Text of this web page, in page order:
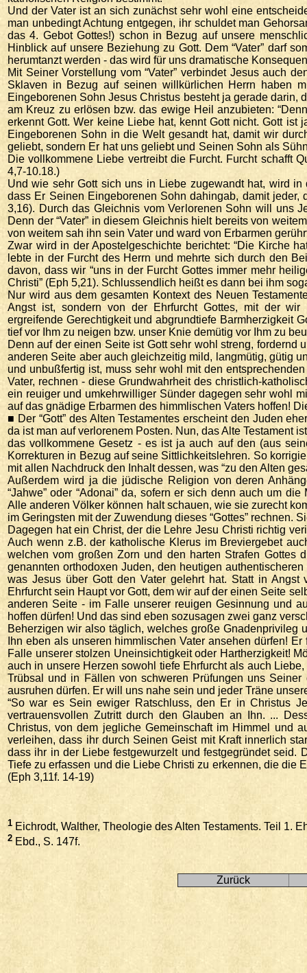
Und der Vater ist an sich zunächst sehr wohl eine
man unbedingt Achtung entgegen, ihr schuldet man
das 4. Gebot Gottes!) schon in Bezug auf unsere
Hinblick auf unsere Beziehung zu Gott. Dem “Vater” darf
herumtanzt werden - das wird für uns dramatische
Mit Seiner Vorstellung vom “Vater” verbindet Jesus auch
Sklaven in Bezug auf seinen willkürlichen Herrn haben
Eingeborenen Sohn Jesus Christus besteht ja gerade
am Kreuz zu erlösen bzw. das ewige Heil anzubieten:
erkennt Gott. Wer keine Liebe hat, kennt Gott nicht. Gott
Eingeborenen Sohn in die Welt gesandt hat, damit wir
geliebt, sondern Er hat uns geliebt und Seinen Sohn als
Die vollkommene Liebe vertreibt die Furcht. Furcht schafft
4,7-10.18.)
Und wie sehr Gott sich uns in Liebe zugewandt hat, wird
dass Er Seinen Eingeborenen Sohn dahingab, damit
3,16). Durch das Gleichnis vom Verlorenen Sohn will uns
Denn der “Vater” in diesem Gleichnis hielt bereits von
von weitem sah ihn sein Vater und ward von Erbarmen
Zwar wird in der Apostelgeschichte berichtet: “Die Kirche
lebte in der Furcht des Herrn und mehrte sich durch den
davon, dass wir “uns in der Furcht Gottes immer mehr
Christi” (Eph 5,21). Schlussendlich heißt es dann bei ihm
Nur wird aus dem gesamten Kontext des Neuen
Angst ist, sondern von der Ehrfurcht Gottes, mit der
ergreifende Gerechtigkeit und abgrundtiefe Barmherzigkeit
tief vor Ihm zu neigen bzw. unser Knie demütig vor Ihm zu
Denn auf der einen Seite ist Gott sehr wohl streng, fordernd
anderen Seite aber auch gleichzeitig mild, langmütig, gütig
und unbußfertig ist, muss sehr wohl mit den
Vater, rechnen - diese Grundwahrheit des christlich-
ein reuiger und umkehrwilliger Sünder dagegen sehr wohl
auf das gnädige Erbarmen des himmlischen Vaters hoffen!
■ Der “Gott” des Alten Testamentes erscheint den Juden
da ist man auf verlorenem Posten. Nun, das Alte Testament
das vollkommene Gesetz - es ist ja auch auf den (aus
Korrekturen in Bezug auf seine Sittlichkeitslehren. So
mit allen Nachdruck den Inhalt dessen, was “zu den Alten
Außerdem wird ja die jüdische Religion von deren
“Jahwe” oder “Adonai” da, sofern er sich denn auch um
Alle anderen Völker können halt schauen, wie sie zurecht
im Geringsten mit der Zuwendung dieses “Gottes” rechnen.
Dagegen hat ein Christ, der die Lehre Jesu Christi richtig
Auch wenn z.B. der katholische Klerus im Breviergebet
welchen vom großen Zorn und den harten Strafen Gottes
genannten orthodoxen Juden, den heutigen
was Jesus über Gott den Vater gelehrt hat. Statt in Angst
Ehrfurcht sein Haupt vor Gott, dem wir auf der einen Seite
anderen Seite - im Falle unserer reuigen Gesinnung und
hoffen dürfen! Und das sind eben sozusagen zwei ganz
Beherzigen wir also täglich, welches große Gnadenprivileg
Ihn eben als unseren himmlischen Vater ansehen dürfen!
Falle unserer stolzen Uneinsichtigkeit oder Hartherzigkeit!
auch in unsere Herzen sowohl tiefe Ehrfurcht als auch
Trübsal und in Fällen von schweren Prüfungen uns
ausruhen dürfen. Er will uns nahe sein und jeder Träne
“So war es Sein ewiger Ratschluss, den Er in Christus
vertrauensvollen Zutritt durch den Glauben an Ihn. ...
Christus, von dem jegliche Gemeinschaft im Himmel und
verleihen, dass ihr durch Seinen Geist mit Kraft innerlich
dass ihr in der Liebe festgewurzelt und festgegründet
Tiefe zu erfassen und die Liebe Christi zu erkennen, die die
(Eph 3,11f. 14-19)
1 Eichrodt, Walther, Theologie des Alten Testaments. Teil 1.
2 Ebd., S. 147f.
Zurück